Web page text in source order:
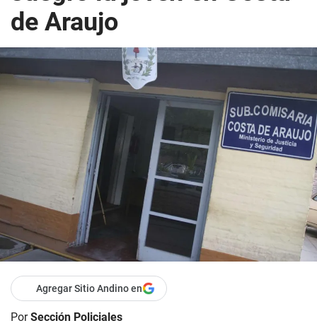
de Araujo
Agregar Sitio Andino en
PorSección Policiales